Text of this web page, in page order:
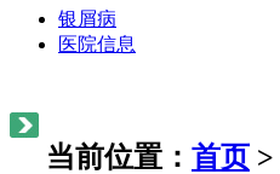
银屑病
医院信息
当前位置： 首页 >